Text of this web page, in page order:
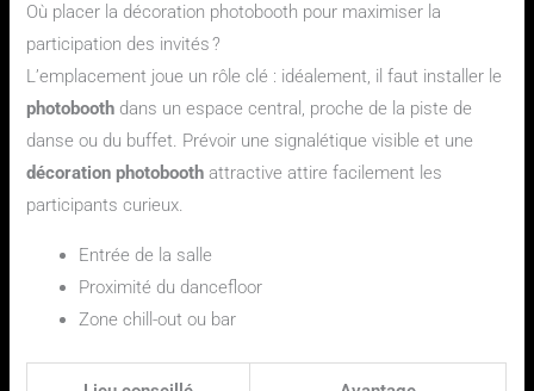
Où placer la décoration photobooth pour maximiser la
participation des invités ?
L’emplacement joue un rôle clé : idéalement, il faut installer le
photobooth dans un espace central, proche de la piste de
danse ou du buffet. Prévoir une signalétique visible et une
décoration photobooth attractive attire facilement les
participants curieux.
Entrée de la salle
Proximité du dancefloor
Zone chill-out ou bar